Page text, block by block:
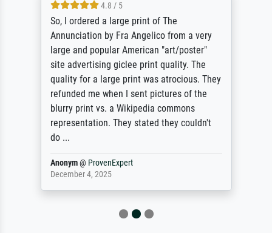
4.8 / 5
So, I ordered a large print of The
Annunciation by Fra Angelico from a very
large and popular American "art/poster"
site advertising giclee print quality. The
quality for a large print was atrocious. They
refunded me when I sent pictures of the
blurry print vs. a Wikipedia commons
representation. They stated they couldn't
do ...
Anonym@ ProvenExpert
December 4, 2025